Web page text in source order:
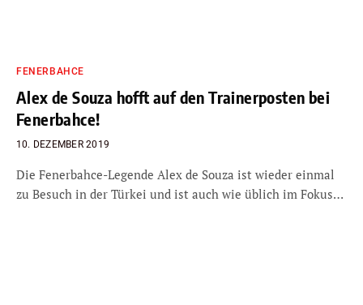
FENERBAHCE
Alex de Souza hofft auf den Trainerposten bei
Fenerbahce!
10. DEZEMBER 2019
Die Fenerbahce-Legende Alex de Souza ist wieder einmal
zu Besuch in der Türkei und ist auch wie üblich im Fokus…